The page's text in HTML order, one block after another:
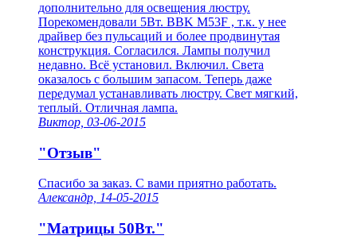
дополнительно для освещения люстру.
Порекомендовали 5Вт. BBK M53F , т.к. у нее
драйвер без пульсаций и более продвинутая
конструкция. Согласился. Лампы получил
недавно. Всё установил. Включил. Света
оказалось с большим запасом. Теперь даже
передумал устанавливать люстру. Свет мягкий,
теплый. Отличная лампа.
Виктор, 03-06-2015
"Отзыв"
Спасибо за заказ. С вами приятно работать.
Александр, 14-05-2015
"Матрицы 50Вт."